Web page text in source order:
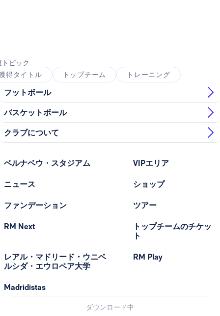
トピック
得タイトル
トップチーム トレーニング
フットボール
バスケットボール
クラブについて
ベルナベウ・スタジアム
ニュース
ファンデーション
RM Next
レアル・マドリード・ウニベ
ルシダ・エウロペア大学
Madridistas
VIPエリア
ショップ
ツアー
トップチームのチケッ
ト
RM Play
ダウンロード中